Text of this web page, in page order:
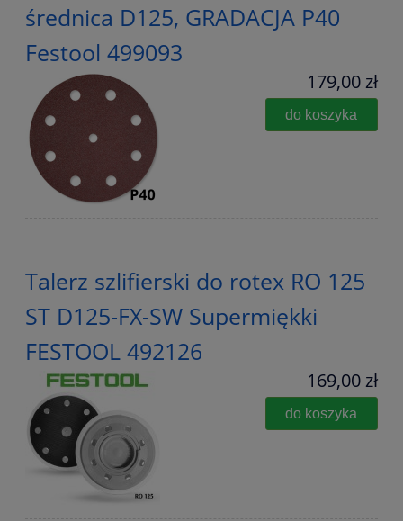
średnica D125, GRADACJA P40
Festool 499093
179,00 zł
do koszyka
Talerz szlifierski do rotex RO 125
ST D125-FX-SW Supermiękki
FESTOOL 492126
169,00 zł
do koszyka